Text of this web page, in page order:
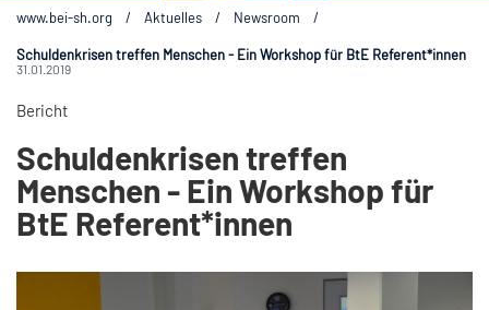
www.bei-sh.org / Aktuelles / Newsroom /
Schuldenkrisen treffen Menschen - Ein Workshop für BtE Referent*innen
31.01.2019
Bericht
Schuldenkrisen treffen
Menschen - Ein Workshop für
BtE Referent*innen